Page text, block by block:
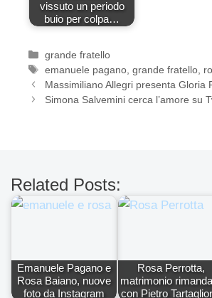
vissuto un periodo
buio per colpa…
Categorie
grande fratello
Tag
emanuele pagano ,grande fratello
Massimiliano Allegri presenta Gloria
Simona Salvemini cerca l’amore su
Related Posts:
Emanuele Pagano e
Rosa Baiano, nuove
foto da Instagram
Rosa Perrotta,
matrimonio
con Pietro